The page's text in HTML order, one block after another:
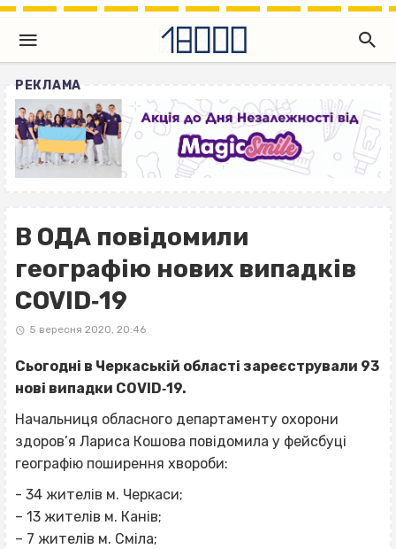
РЕКЛАМА
В ОДА повідомили
географію нових випадків
COVID‐19
5 вересня 2020, 20:46
Сьогодні в Черкаській області зареєстрували 93
нові випадки COVID‐19.
Начальниця обласного департаменту охорони
здоров’я Лариса Кошова повідомила у фейсбуці
географію поширення хвороби:
- 34 жителів м. Черкаси;
– 13 жителів м. Канів;
– 7 жителів м. Сміла;